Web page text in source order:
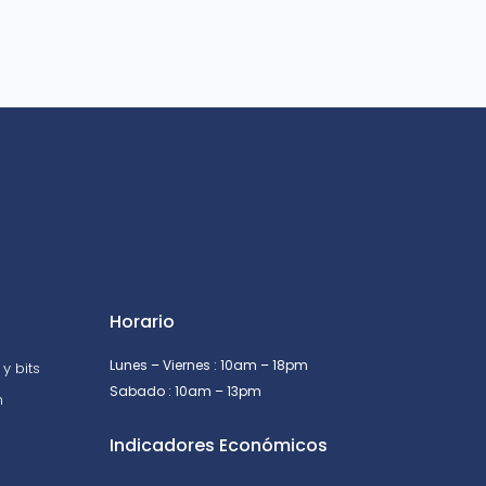
bits
Horario
Lunes – Viernes : 10am – 18pm
Sabado : 10am – 13pm
Indicadores Económicos